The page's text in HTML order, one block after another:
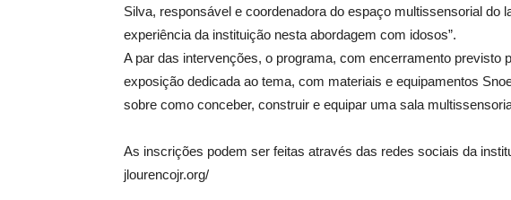
Silva, responsável e coordenadora do espaço multissensorial do
experiência da instituição nesta abordagem com idosos”.
A par das intervenções, o programa, com encerramento previsto
exposição dedicada ao tema, com materiais e equipamentos
sobre como conceber, construir e equipar uma sala
As inscrições podem ser feitas através das redes sociais da
jlourencojr.org/